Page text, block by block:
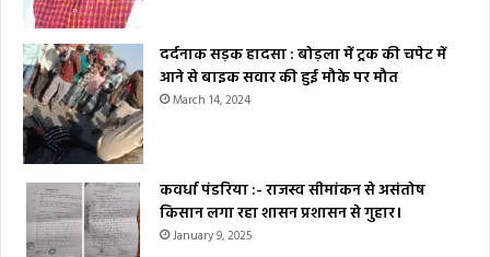
दर्दनाक सड़क हादसा : बोड़ला में ट्रक की चपेट में
आने से बाइक सवार की हुई मौके पर मौत
March 14, 2024
कवर्धा पंडरिया :- राजस्व सीमांकन से असंतोष
किसान लगा रहा शासन प्रशासन से गुहार।
January 9, 2025